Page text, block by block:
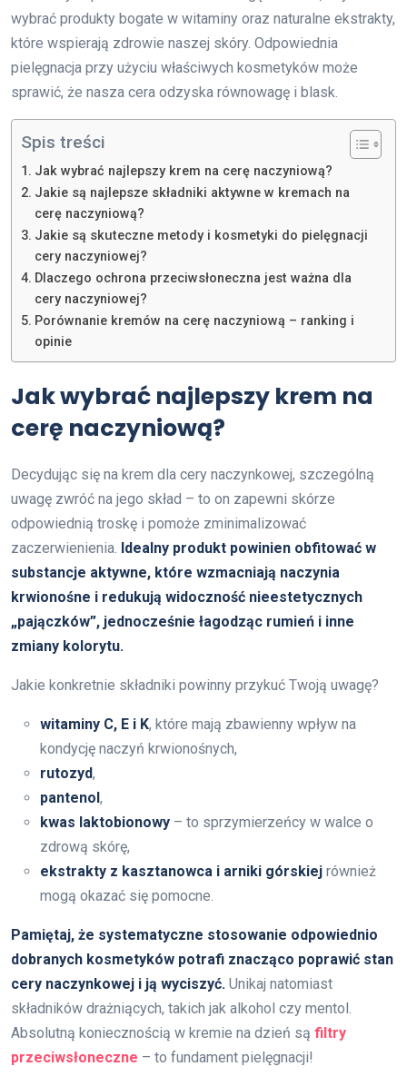
wybrać produkty bogate w witaminy oraz naturalne ekstrakty,
które wspierają zdrowie naszej skóry. Odpowiednia
pielęgnacja przy użyciu właściwych kosmetyków może
sprawić, że nasza cera odzyska równowagę i blask.
Spis treści
Jak wybrać najlepszy krem na cerę naczyniową?
Jakie są najlepsze składniki aktywne w kremach na
cerę naczyniową?
Jakie są skuteczne metody i kosmetyki do pielęgnacji
cery naczyniowej?
Dlaczego ochrona przeciwsłoneczna jest ważna dla
cery naczyniowej?
Porównanie kremów na cerę naczyniową – ranking i
opinie
Jak wybrać najlepszy krem na
cerę naczyniową?
Decydując się na krem dla cery naczynkowej, szczególną
uwagę zwróć na jego skład – to on zapewni skórze
odpowiednią troskę i pomoże zminimalizować
zaczerwienienia. Idealny produkt powinien obfitować w
substancje aktywne, które wzmacniają naczynia
krwionośne i redukują widoczność nieestetycznych
„pajączków”, jednocześnie łagodząc rumień i inne
zmiany kolorytu.
Jakie konkretnie składniki powinny przykuć Twoją uwagę?
witaminy C, E i K, które mają zbawienny wpływ na
kondycję naczyń krwionośnych,
rutozyd,
pantenol,
kwas laktobionowy – to sprzymierzeńcy w walce o
zdrową skórę,
ekstrakty z kasztanowca i arniki górskiej również
mogą okazać się pomocne.
Pamiętaj, że systematyczne stosowanie odpowiednio
dobranych kosmetyków potrafi znacząco poprawić stan
cery naczynkowej i ją wyciszyć. Unikaj natomiast
składników drażniących, takich jak alkohol czy mentol.
Absolutną koniecznością w kremie na dzień są filtry
przeciwsłoneczne – to fundament pielęgnacji!